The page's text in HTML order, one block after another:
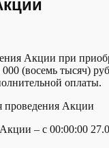
Акции при
000 (восемь тысяч)
оплаты.
проведения Акции
– с 00:00:00